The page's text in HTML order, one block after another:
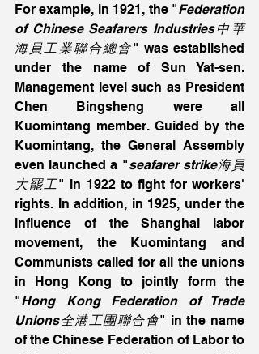
For example, in 1921, the "Federation
of Chinese Seafarers Industries中華
海員工業聯合總會" was established
under the name of Sun Yat-sen.
Management level such as President
Chen Bingsheng were all
Kuomintang member. Guided by the
Kuomintang, the General Assembly
even launched a "seafarer strike海員
大罷工" in 1922 to fight for workers'
rights. In addition, in 1925, under the
influence of the Shanghai labor
movement, the Kuomintang and
Communists called for all the unions
in Hong Kong to jointly form the
"Hong Kong Federation of Trade
Unions全港工團聯合會" in the name
of the Chinese Federation of Labor to